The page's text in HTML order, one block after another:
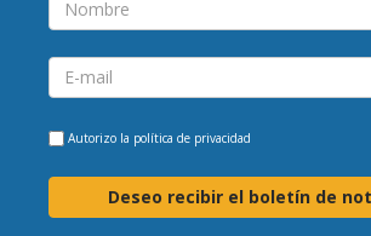
Autorizo la política de privacidad
Deseo recibir el boletín de